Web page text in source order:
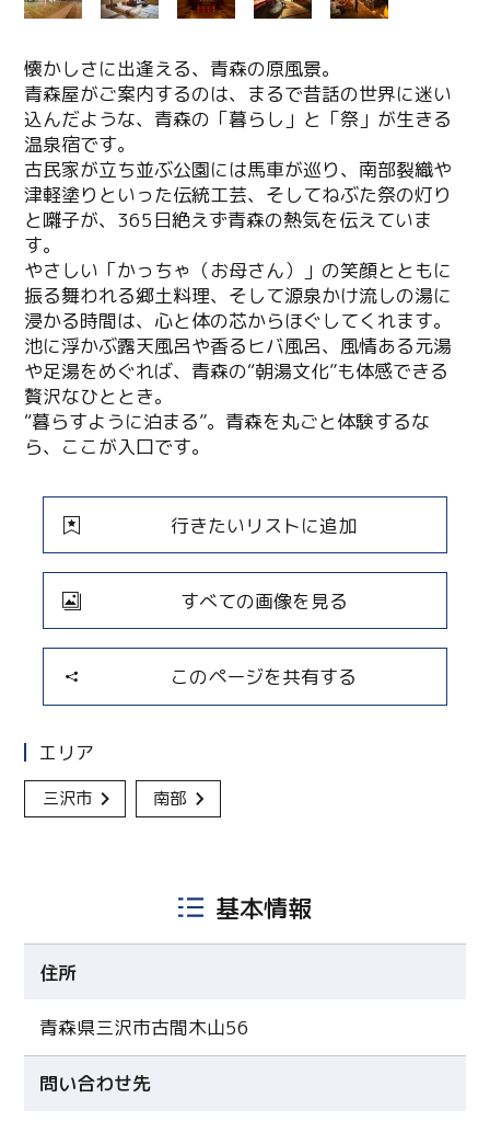
懐かしさに出逢える、青森の原風景。
青森屋がご案内するのは、まるで昔話の世界に迷い
込んだような、青森の「暮らし」と「祭」が生きる
温泉宿です。
古民家が立ち並ぶ公園には馬車が巡り、南部裂織や
津軽塗りといった伝統工芸、そしてねぶた祭の灯り
と囃子が、365日絶えず青森の熱気を伝えていま
す。
やさしい「かっちゃ（お母さん）」の笑顔とともに
振る舞われる郷土料理、そして源泉かけ流しの湯に
浸かる時間は、心と体の芯からほぐしてくれます。
池に浮かぶ露天風呂や香るヒバ風呂、風情ある元湯
や足湯をめぐれば、青森の“朝湯文化”も体感できる
贅沢なひととき。
“暮らすように泊まる”。青森を丸ごと体験するな
ら、ここが入口です。
行きたいリストに追加
すべての画像を見る
このページを共有する
エリア
三沢市 南部
基本情報
住所
青森県三沢市古間木山56
問い合わせ先